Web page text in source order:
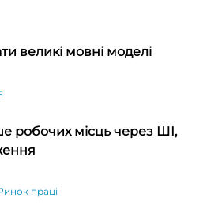
великі мовні моделі
робочих місць через ШІ,
праці